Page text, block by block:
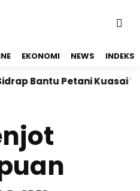
EKONOMI NEWS INDEKS
Petani Kuasai